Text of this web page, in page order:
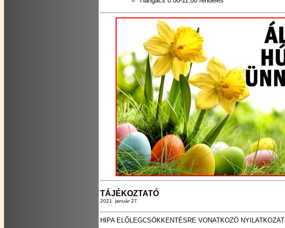
TÁJÉKOZTATÓ
2021. január 27.
HIPA ELŐLEGCSÖKKENTÉSRE VONATKOZÓ NYILATKOZAT